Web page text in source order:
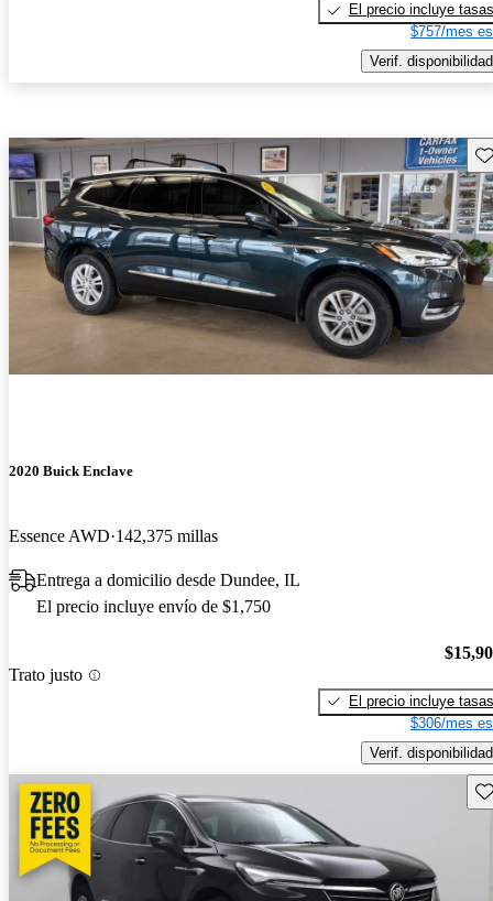
El precio incluye tasas
$757/mes
Verif. disponibilidad
2020 Buick Enclave
Essence AWD 142,375 millas
Entrega a domicilio desde Dundee, IL
El precio incluye envío de $1,750
Trato justo
El precio incluye tasas
$306/mes
Verif. disponibilidad